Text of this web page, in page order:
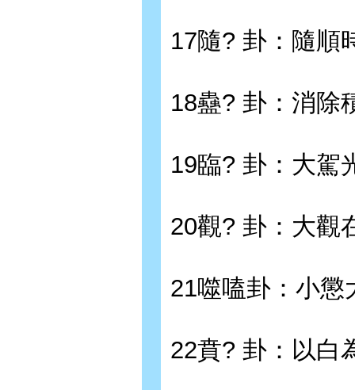
17隨? 卦：隨順
18蠱? 卦：消除
19臨? 卦：大駕
20觀? 卦：大觀
21噬嗑卦：小懲
22賁? 卦：以白